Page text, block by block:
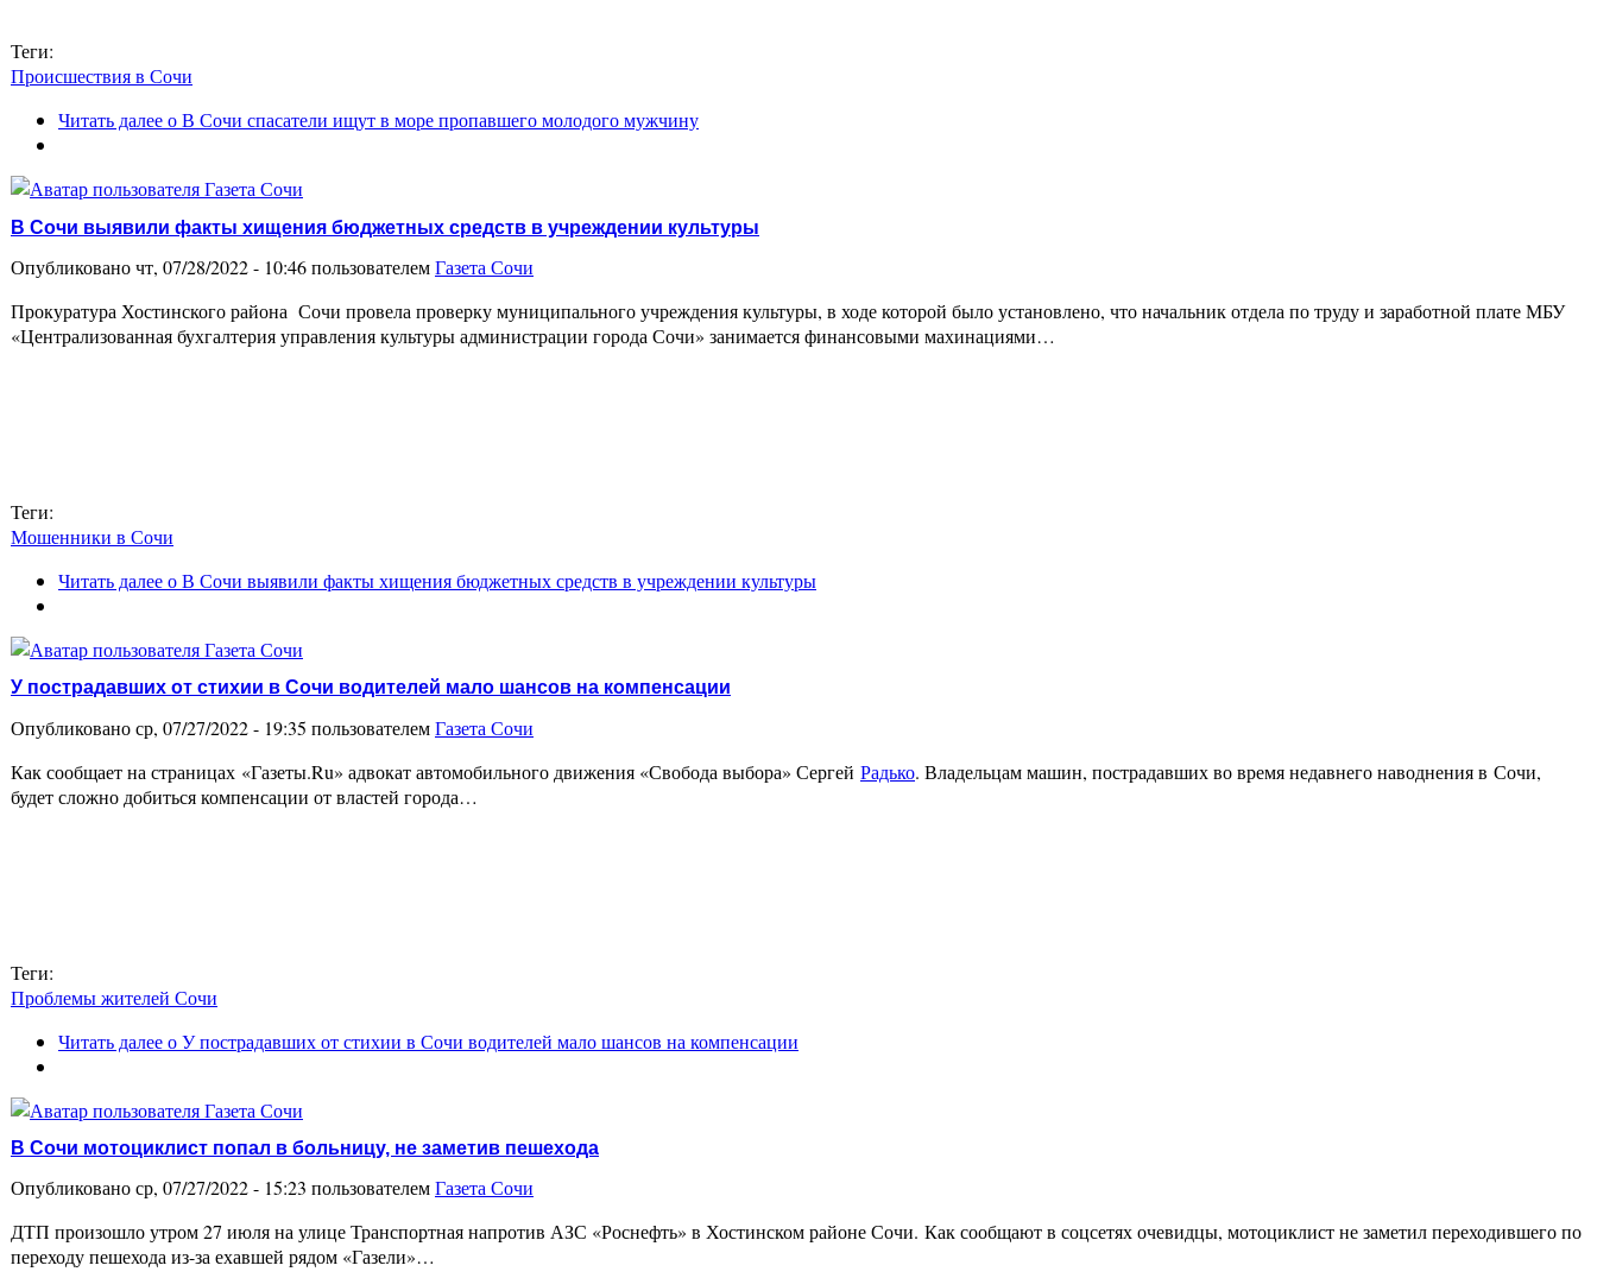
Теги:
Происшествия в Сочи
Читать далеео В Сочи спасатели ищут в море пропавшего молодого мужчину
В Сочи выявили факты хищения бюджетных средств в учреждении культуры
Опубликовано чт, 07/28/2022 - 10:46 пользователемГазета Сочи
Прокуратура Хостинского района Сочи провела проверку муниципального учреждения культуры, в ходе которой было установлено, что начальник отдела по труду и заработной плате МБУ
«Централизованная бухгалтерия управления культуры администрации города Сочи» занимается финансовыми махинациями…
Теги:
Мошенники в Сочи
Читать далеео В Сочи выявили факты хищения бюджетных средств в учреждении культуры
У пострадавших от стихии в Сочи водителей мало шансов на компенсации
Опубликовано ср, 07/27/2022 - 19:35 пользователемГазета Сочи
Как сообщает на страницах «Газеты.Ru» адвокат автомобильного движения «Свобода выбора» Сергей Радько. Владельцам машин, пострадавших во время недавнего наводнения в Сочи,
будет сложно добиться компенсации от властей города…
Теги:
Проблемы жителей Сочи
Читать далеео У пострадавших от стихии в Сочи водителей мало шансов на компенсации
В Сочи мотоциклист попал в больницу, не заметив пешехода
Опубликовано ср, 07/27/2022 - 15:23 пользователемГазета Сочи
ДТП произошло утром 27 июля на улице Транспортная напротив АЗС «Роснефть» в Хостинском районе Сочи. Как сообщают в соцсетях очевидцы, мотоциклист не заметил переходившего по
переходу пешехода из-за ехавшей рядом «Газели»…